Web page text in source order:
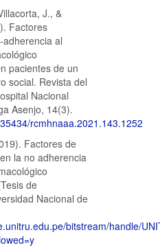
J., &
Factores
al
pacientes de un
social. Revista del
Nacional
Asenjo, 14(3).
rcmhnaaa.2021.143.1252
Factores de
la no adherencia
de
Nacional de
bitstream/handle/